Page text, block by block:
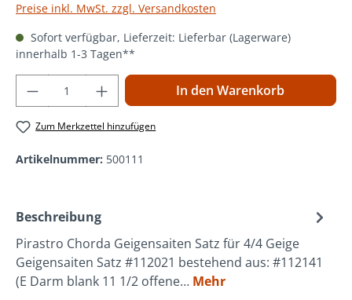
Preise inkl. MwSt. zzgl. Versandkosten
Sofort verfügbar, Lieferzeit: Lieferbar (Lagerware)
innerhalb 1-3 Tagen**
Produkt Anzahl: Gib den gewünschten
In den Warenkorb
Zum Merkzettel hinzufügen
Artikelnummer: 500111
Beschreibung
Pirastro Chorda Geigensaiten Satz für 4/4 Geige
Geigensaiten Satz #112021 bestehend aus: #112141
(E Darm blank 11 1/2 offene… Mehr